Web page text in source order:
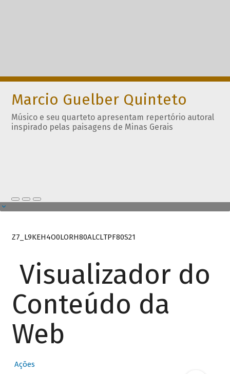
Marcio Guelber Quinteto
Músico e seu quarteto apresentam repertório autoral
inspirado pelas paisagens de Minas Gerais
Z7_L9KEH4O0LORH80ALCLTPF80S21
Visualizador do
Conteúdo da
Web
Ações